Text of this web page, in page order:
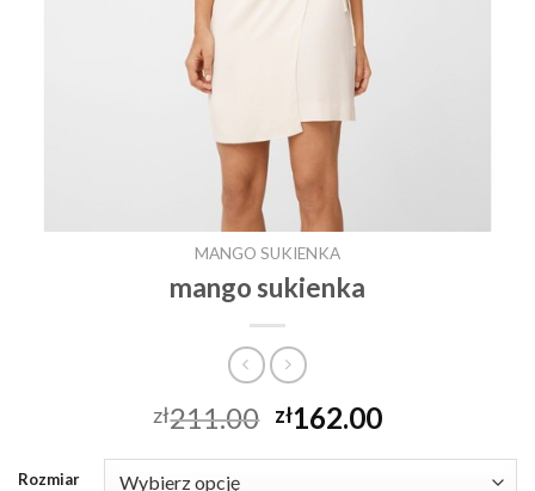
MANGO SUKIENKA
mango sukienka
zł211.00 zł162.00
Rozmiar